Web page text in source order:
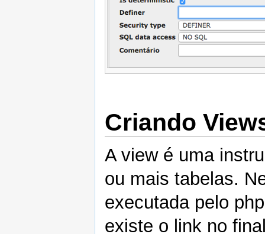
Criando
A view é uma
ou mais tabelas.
executada pelo
existe o link no